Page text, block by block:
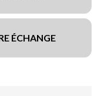
ÉCHANGE